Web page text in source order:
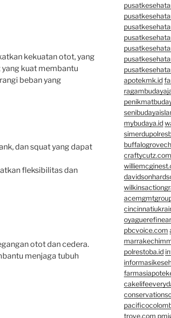
kekuatan otot, yang
kuat membantu
beban yang
dan squat yang dapat
fleksibilitas dan
otot dan cedera.
menjaga tubuh
apotekmk.id
mybudaya.id
craftycutz.com
pbcvoice.com
polrestoba.id
trove.com